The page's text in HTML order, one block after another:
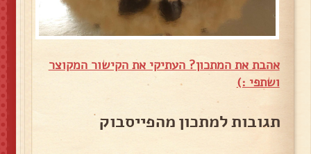
אהבת את המתכון? העתיקי את הקישור המקוצר
ושתפי :)
תגובות למתכון מהפייסבוק